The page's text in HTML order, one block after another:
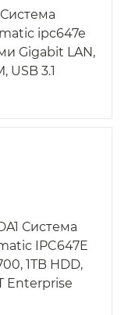
Система
ipc647e
Gigabit LAN,
USB 3.1
Система
IPC647E
1TB HDD,
Enterprise